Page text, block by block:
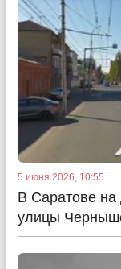
5 июня 2026, 10:55
В Саратове на
улицы